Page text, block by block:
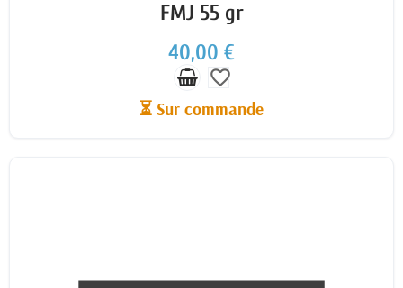
FMJ 55 gr
40,00 €
favorite_border
⏳ Sur commande